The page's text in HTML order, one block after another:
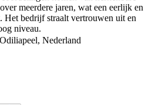
meerdere jaren, wat een eerlijk en
Het bedrijf straalt vertrouwen uit en
niveau.
Nederland